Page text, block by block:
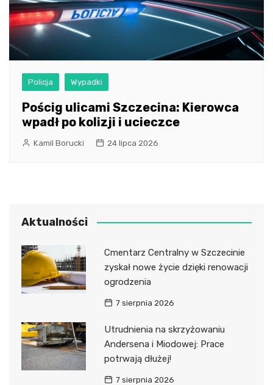
Policja Wypadki
Pościg ulicami Szczecina: Kierowca
wpadł po kolizji i ucieczce
Kamil Borucki 24 lipca 2026
Aktualności
Cmentarz Centralny w Szczecinie
zyskał nowe życie dzięki renowacji
ogrodzenia
7 sierpnia 2026
Utrudnienia na skrzyżowaniu
Andersena i Miodowej: Prace
potrwają dłużej!
7 sierpnia 2026